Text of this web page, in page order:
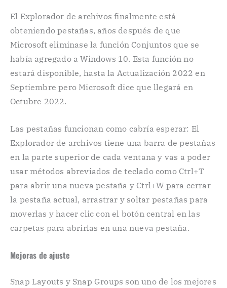
El Explorador de archivos finalmente está
obteniendo pestañas, años después de que
Microsoft eliminase la función Conjuntos que se
había agregado a Windows 10. Esta función no
estará disponible, hasta la Actualización 2022 en
Septiembre pero Microsoft dice que llegará en
Octubre 2022.
Las pestañas funcionan como cabría esperar: El
Explorador de archivos tiene una barra de pestañas
en la parte superior de cada ventana y vas a poder
usar métodos abreviados de teclado como Ctrl+T
para abrir una nueva pestaña y Ctrl+W para cerrar
la pestaña actual, arrastrar y soltar pestañas para
moverlas y hacer clic con el botón central en las
carpetas para abrirlas en una nueva pestaña.
Mejoras de ajuste
Snap Layouts y Snap Groups son uno de los mejores